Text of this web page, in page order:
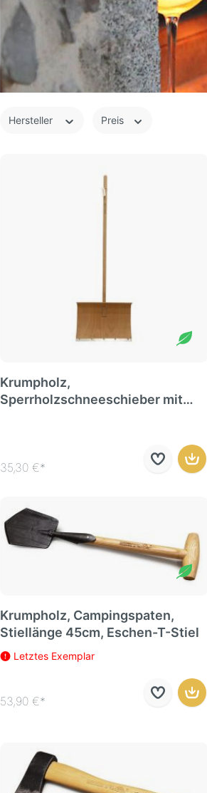
Hersteller Preis
Krumpholz,
Sperrholzschneeschieber mit
35,30 €*
Krumpholz, Campingspaten,
Stiellänge 45cm, Eschen-T-Stiel
Letztes Exemplar
53,90 €*